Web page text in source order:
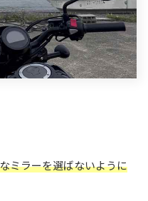
ミラーを選ばないように